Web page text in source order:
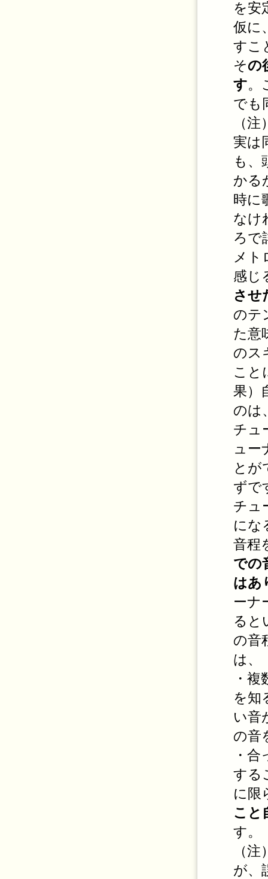
を安
仮に
すこ
その
す。
でも
（
実は
も、
かる
時に
なけ
ろで
メト
感じ
させ
のテ
た意
のス
こと
果）
のは
チュ
ュ
とが
ずで
チュ
にな
音程
での
はあ
ーナ
ると
の音
は、
・
を知
い音
の音
・
する
に限
こと
す。
（
が、